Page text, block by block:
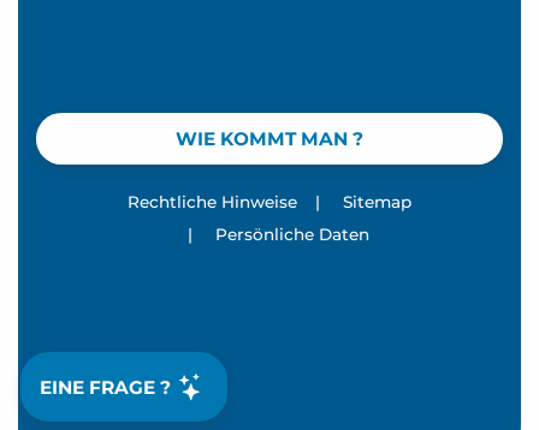
EINE FRAGE ?
WIE KOMMT MAN ?
Rechtliche Hinweise |
Sitemap
|
Persönliche Daten